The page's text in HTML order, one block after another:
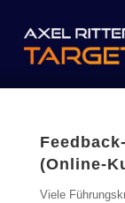
(Online-
Viele